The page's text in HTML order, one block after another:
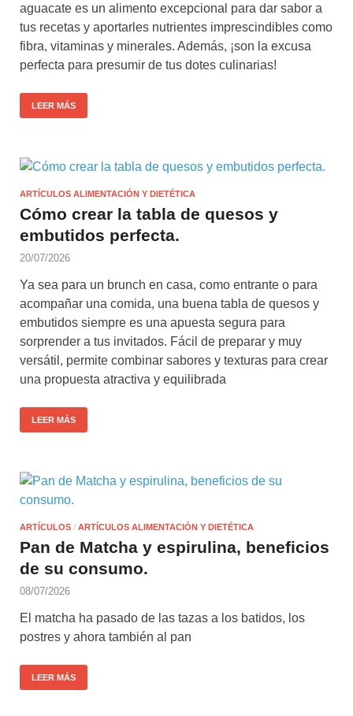
aguacate es un alimento excepcional para dar sabor a
tus recetas y aportarles nutrientes imprescindibles como
fibra, vitaminas y minerales. Además, ¡son la excusa
perfecta para presumir de tus dotes culinarias!
LEER MÁS
ARTÍCULOS ALIMENTACIÓN Y DIETÉTICA
Cómo crear la tabla de quesos y
embutidos perfecta.
20/07/2026
Ya sea para un brunch en casa, como entrante o para
acompañar una comida, una buena tabla de quesos y
embutidos siempre es una apuesta segura para
sorprender a tus invitados. Fácil de preparar y muy
versátil, permite combinar sabores y texturas para crear
una propuesta atractiva y equilibrada
LEER MÁS
ARTÍCULOS / ARTÍCULOS ALIMENTACIÓN Y DIETÉTICA
Pan de Matcha y espirulina, beneficios
de su consumo.
08/07/2026
El matcha ha pasado de las tazas a los batidos, los
postres y ahora también al pan
LEER MÁS